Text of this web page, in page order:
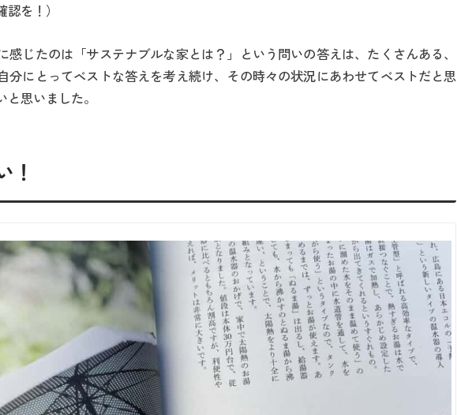
を！）
感じたのは「サステナブルな家とは？」という問いの答えは、たくさんある、
分にとってベストな答えを考え続け、その時々の状況にあわせてベストだと思
思いました。
！